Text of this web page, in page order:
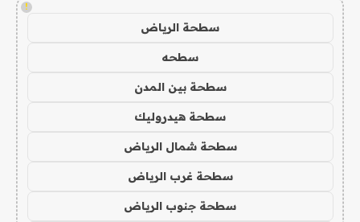
!
سطحة الرياض
سطحه
سطحة بين المدن
سطحة هيدروليك
سطحة شمال الرياض
سطحة غرب الرياض
سطحة جنوب الرياض